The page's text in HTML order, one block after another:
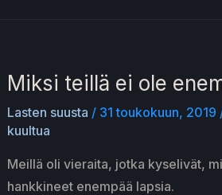
Miksi teillä ei ole
Lasten suusta / 31 toukokuun, 2019
kuultua
Meillä oli vieraita, jotka kyselivät,
hankkineet enempää lapsia.